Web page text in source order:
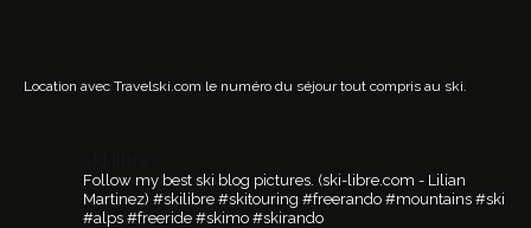
Location avec Travelski.com le numéro du séjour tout compris au ski.
Follow my best ski blog pictures. (ski-libre.com - Lilian
Martinez) #skilibre #skitouring #freerando #mountains #ski
#alps #freeride #skimo #skirando